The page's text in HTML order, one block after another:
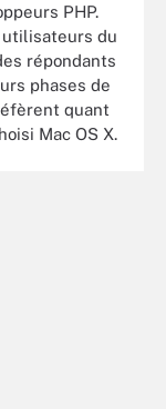
PHP.
utilisateurs du
répondants
phases de
quant
Mac OS X.